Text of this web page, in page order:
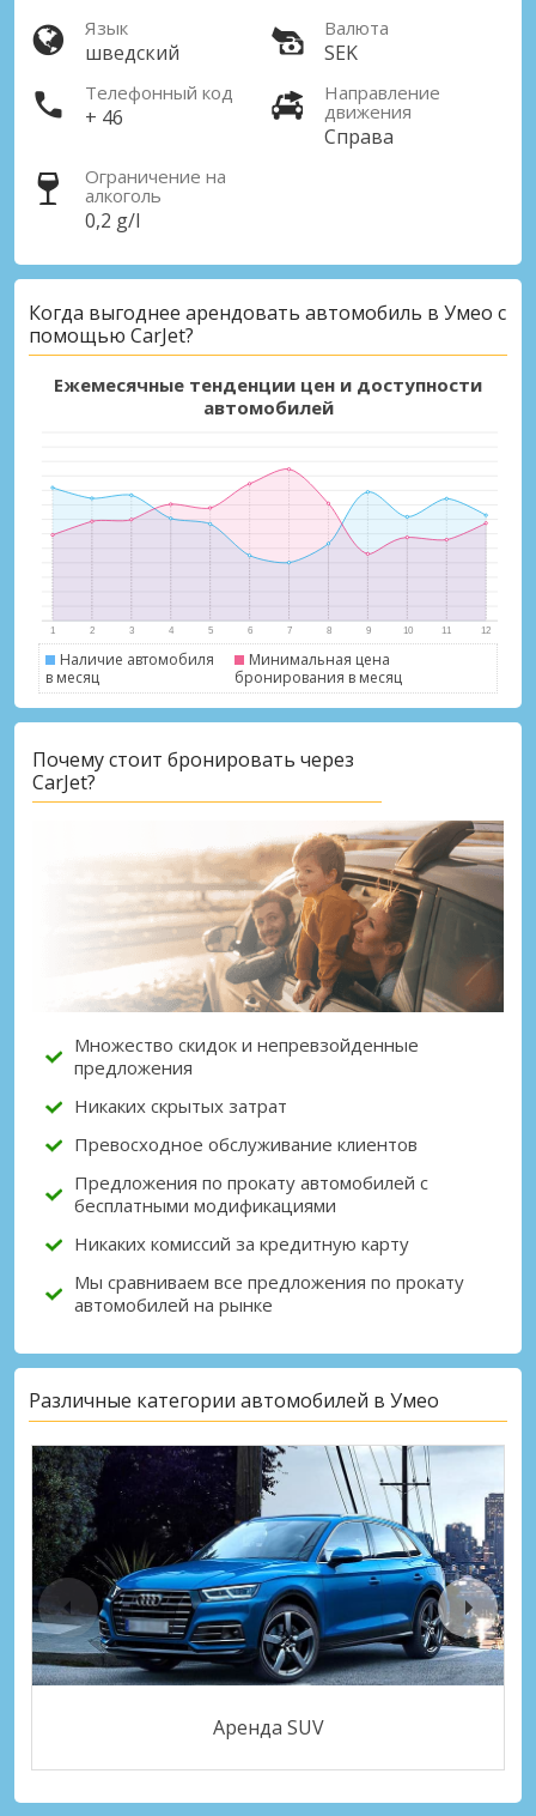
Лучшие сбережения
Получите доступ к эксклюзивным
предложениям партнёров
Войти с помощью eLink
Язык
шведский
Валюта
SEK
Телефонный код
+ 46
Направление
движения
Справа
Ограничение на
алкоголь
0,2 g/l
Когда выгоднее арендовать автомобиль в Умео с
помощью CarJet?
Ежемесячные тенденции цен и доступности
автомобилей
Наличие автомобиля
в месяц
Минимальная цена
бронирования в месяц
Почему стоит бронировать через
CarJet?
Множество скидок и непревзойденные
предложения
Никаких скрытых затрат
Превосходное обслуживание клиентов
Предложения по прокату автомобилей с
бесплатными модификациями
Никаких комиссий за кредитную карту
Мы сравниваем все предложения по прокату
автомобилей на рынке
Различные категории автомобилей в Умео
Аренда SUV